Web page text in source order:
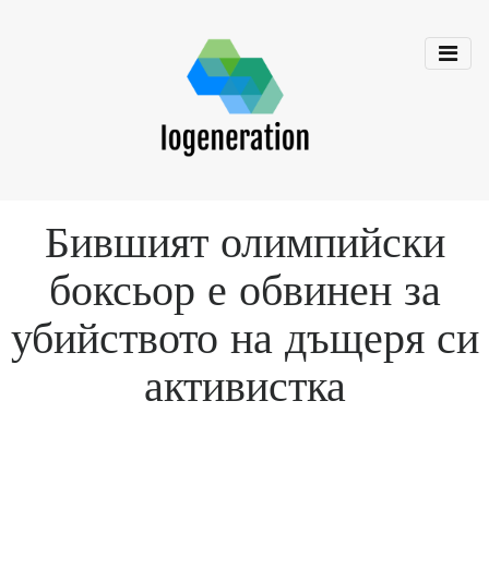
Бившият олимпийски
боксьор е обвинен за
убийството на дъщеря си
активистка